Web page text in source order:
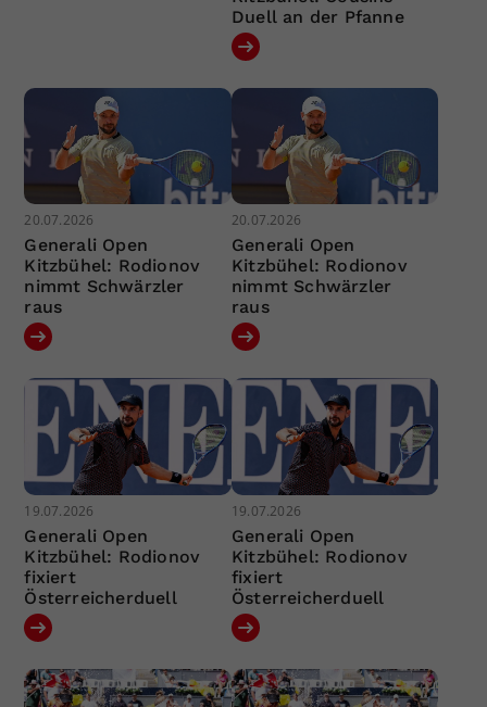
Duell an der Pfanne
20.07.2026
Generali Open
Kitzbühel: Rodionov
nimmt Schwärzler
raus
20.07.2026
Generali Open
Kitzbühel: Rodionov
nimmt Schwärzler
raus
19.07.2026
Generali Open
Kitzbühel: Rodionov
fixiert
Österreicherduell
19.07.2026
Generali Open
Kitzbühel: Rodionov
fixiert
Österreicherduell